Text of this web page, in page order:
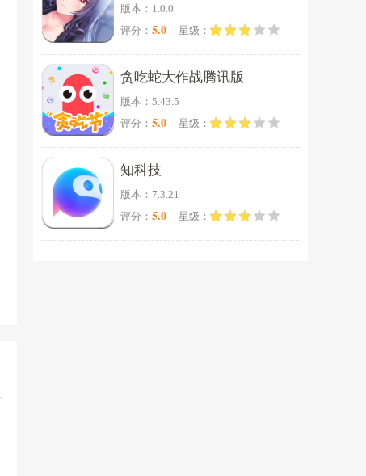
完美攻略）
版本：1.0.0
评分： 5.0 星级：
贪吃蛇大作战腾讯版
版本：5.43.5
评分： 5.0 星级：
知科技
版本：7.3.21
评分： 5.0 星级：